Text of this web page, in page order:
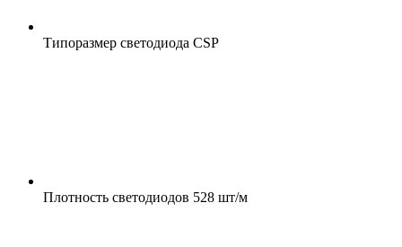
Типоразмер светодиода CSP
Плотность светодиодов 528 шт/м